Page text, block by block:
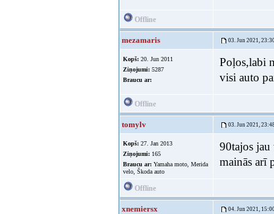
Offline
mezamaris 03. Jun 2021,
Kopš: 20. Jun 2011
Ziņojumi: 5287
Braucu ar:
Poļos,labi
visi auto
Offline
tomylv 03. Jun 2021,
Kopš: 27. Jan 2013
Ziņojumi: 165
Braucu ar: Yamaha moto, Merida
velo, Škoda auto
90tajos
mainās arī
Offline
xnemiersx 04. Jun 2021,